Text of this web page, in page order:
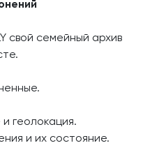
свой семейный архив
геолокация.
и их состояние.